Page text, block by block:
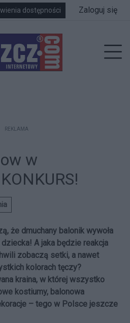
dostępności Zaloguj się
REKLAMA
w
że dmuchany balonik wywoła
A jaka będzie reakcja
zobaczą setki, a nawet
kolorach tęczy?
kraina, w której wszystko
kostiumy, balonowa
– tego w Polsce jeszcze